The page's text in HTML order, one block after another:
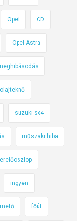
Opel CD
Opel Astra
olajteknő
suzuki sx4
műszaki hiba
ingyen
főút